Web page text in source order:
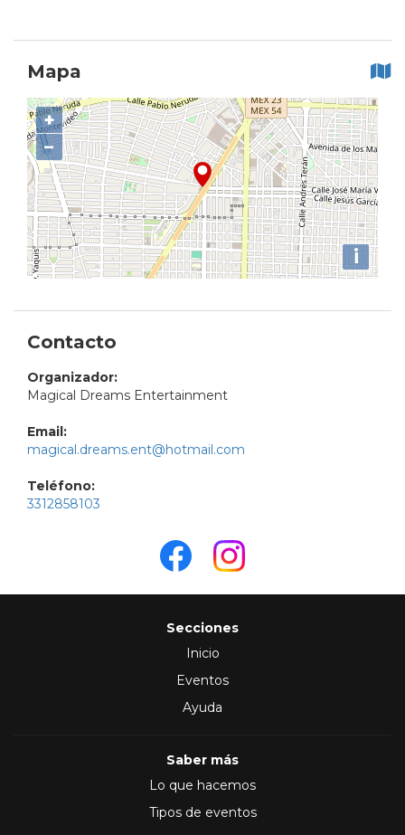
Mapa
+
−
i
Contacto
Organizador:
Magical Dreams Entertainment
Email:
magical.dreams.ent@hotmail.com
Teléfono:
3312858103
Secciones
Inicio
Eventos
Ayuda
Saber más
Lo que hacemos
Tipos de eventos